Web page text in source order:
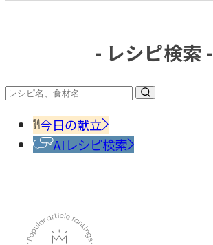
- レシピ検索 -
今日の献立
AIレシピ検索